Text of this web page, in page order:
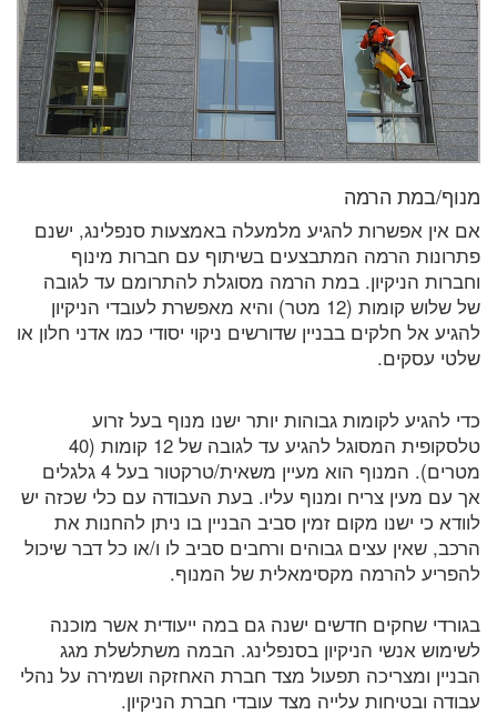
מנוף/במת הרמה
אם אין אפשרות להגיע מלמעלה באמצעות סנפלינג, ישנם
פתרונות הרמה המתבצעים בשיתוף עם חברות מינוף
וחברות הניקיון. במת הרמה מסוגלת להתרומם עד לגובה
של שלוש קומות (12 מטר) והיא מאפשרת לעובדי הניקיון
להגיע אל חלקים בבניין שדורשים ניקוי יסודי כמו אדני חלון או
שלטי עסקים.
כדי להגיע לקומות גבוהות יותר ישנו מנוף בעל זרוע
טלסקופית המסוגל להגיע עד לגובה של 12 קומות (40
מטרים). המנוף הוא מעיין משאית/טרקטור בעל 4 גלגלים
אך עם מעין צריח ומנוף עליו. בעת העבודה עם כלי שכזה יש
לוודא כי ישנו מקום זמין סביב הבניין בו ניתן להחנות את
הרכב, שאין עצים גבוהים ורחבים סביב לו ו/או כל דבר שיכול
להפריע להרמה מקסימאלית של המנוף.
בגורדי שחקים חדשים ישנה גם במה ייעודית אשר מוכנה
לשימוש אנשי הניקיון בסנפלינג. הבמה משתלשלת מגג
הבניין ומצריכה תפעול מצד חברת האחזקה ושמירה על נהלי
עבודה ובטיחות עלייה מצד עובדי חברת הניקיון.